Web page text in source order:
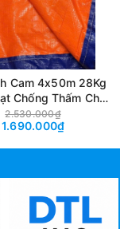
Cam 4x50m 28Kg
Chống Thấm Che
Hóa & Công Trình
2.530.000₫
1.690.000₫